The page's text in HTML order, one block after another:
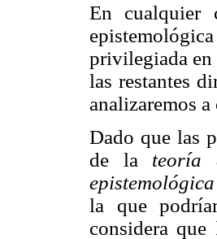
En cualquier
privilegiada en
las restantes
analizaremos
Dado que las
de la teoría
epistemológica
la que
considera